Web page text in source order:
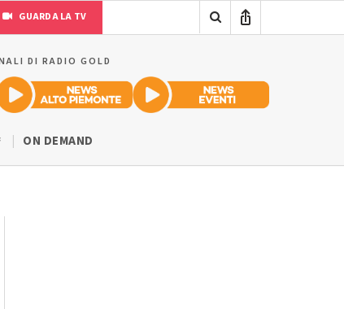
GUARDA LA TV
DI RADIO GOLD
ON DEMAND